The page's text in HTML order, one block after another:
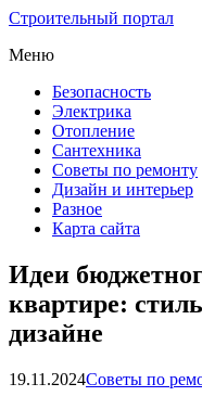
Строительный портал
Меню
Безопасность
Электрика
Отопление
Сантехника
Советы по ремонту
Дизайн и интерьер
Разное
Карта сайта
Идеи
квартире:
дизайне
19.11.2024Советы по